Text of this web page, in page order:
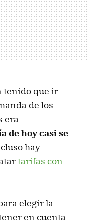
tenido que ir
de los
era
de hoy casi se
hay
tarifas con
elegir la
en cuenta